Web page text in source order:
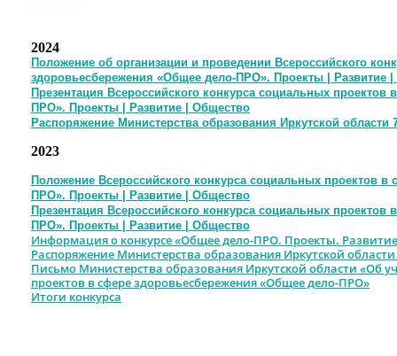
2024
Положение об организации и проведении Всероссийского
здоровьесбережения «Общее дело-ПРО». Проекты | Развитие
Презентация Всероссийского конкурса социальных
ПРО». Проекты | Развитие | Общество
Распоряжение Министерства образования Иркутской области
2023
Положение Всероссийского конкурса социальных проектов
ПРО». Проекты | Развитие | Общество
Презентация Всероссийского конкурса социальных
ПРО». Проекты | Развитие | Общество
Информация о конкурсе «Общее дело-ПРО. Проекты.
Распоряжение Министерства образования Иркутской области
Письмо Министерства образования Иркутской области «Об
проектов в сфере здоровьесбережения «Общее дело-ПРО»
Итоги конкурса